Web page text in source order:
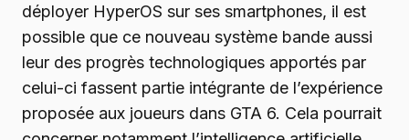
déployer HyperOS sur ses smartphones, il est
possible que ce nouveau système bande aussi
leur des progrès technologiques apportés par
celui-ci fassent partie intégrante de l’expérience
proposée aux joueurs dans GTA 6. Cela pourrait